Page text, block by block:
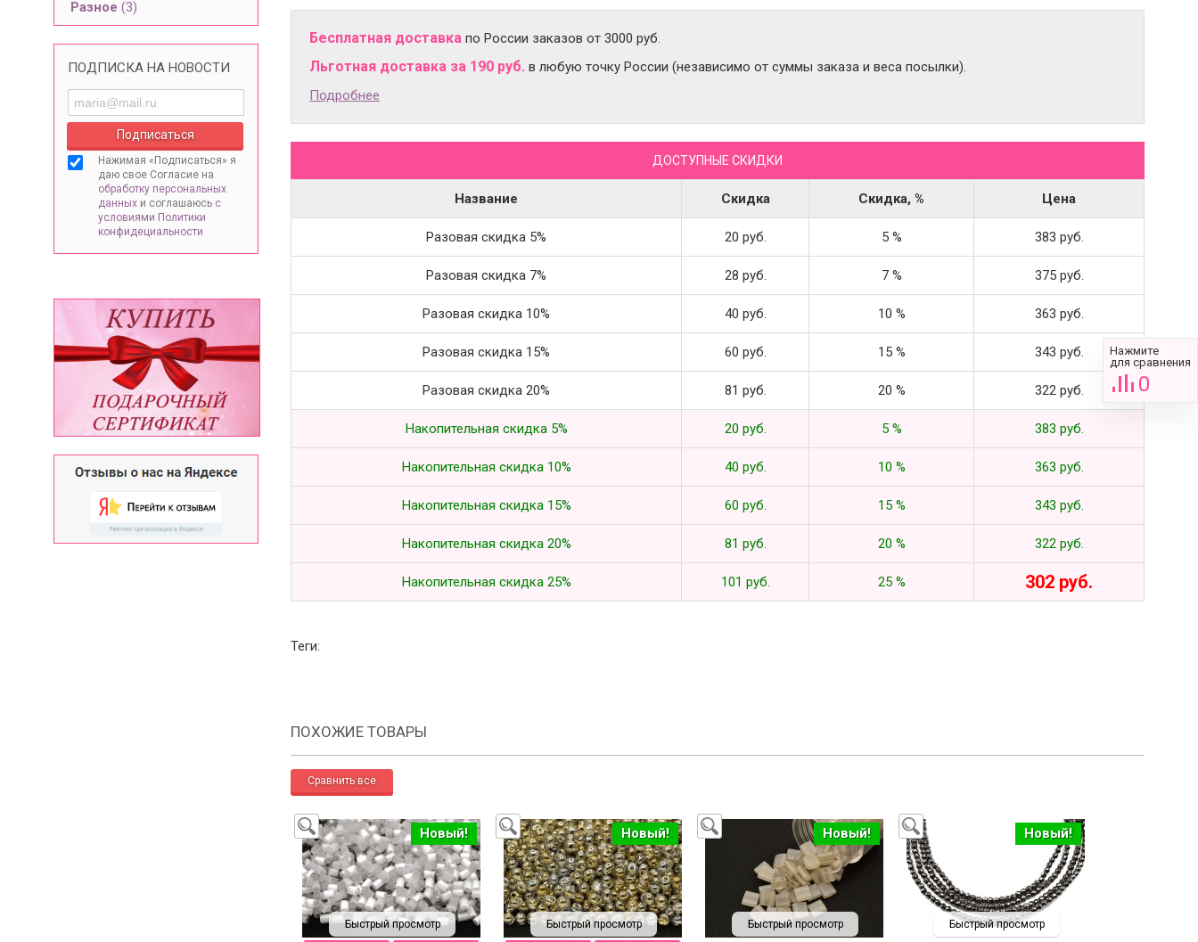
Разное (3)
ПОДПИСКА НА НОВОСТИ
Нажимая «Подписаться» я
даю свое Согласие на
обработку персональных
данных и соглашаюсь с
условиями Политики
конфидециальности
Бесплатная доставка по России заказов от 3000 руб.
Льготная доставка за 190 руб. в любую точку России (независимо от суммы заказа и веса посылки).
Подробнее
ДОСТУПНЫЕ СКИДКИ
Название Скидка Скидка, % Цена
Разовая скидка 5% 20 руб. 5 % 383 руб.
Разовая скидка 7% 28 руб. 7 % 375 руб.
Разовая скидка 10% 40 руб. 10 % 363 руб.
Разовая скидка 15% 60 руб. 15 % 343 руб.
Разовая скидка 20% 81 руб. 20 % 322 руб.
Накопительная скидка 5% 20 руб. 5 % 383 руб.
Накопительная скидка 10% 40 руб. 10 % 363 руб.
Накопительная скидка 15% 60 руб. 15 % 343 руб.
Накопительная скидка 20% 81 руб. 20 % 322 руб.
Накопительная скидка 25% 101 руб. 25 % 302 руб.
Теги:
ПОХОЖИЕ ТОВАРЫ
Быстрый просмотр
Новый!
Быстрый просмотр
Новый!
Быстрый просмотр
Новый!
Быстрый просмотр
Новый!
Нажмите
для сравнения
0